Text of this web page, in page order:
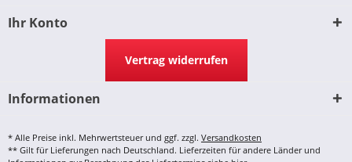
Ihr Konto
Vertrag widerrufen
Informationen
* Alle Preise inkl. Mehrwertsteuer und ggf. zzgl. Versandkosten
** Gilt für Lieferungen nach Deutschland. Lieferzeiten für andere Länder und